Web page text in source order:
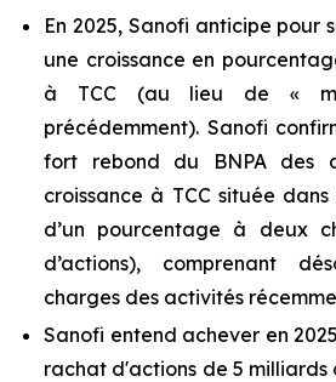
En 2025, Sanofi anticipe pour
une croissance en
à TCC (au lieu de «
précédemment). Sanofi
fort rebond du BNPA des
croissance à TCC située
d’un pourcentage à deux
d’actions), comprenant
charges des activités
Sanofi entend achever en
rachat d'actions de 5 milliards